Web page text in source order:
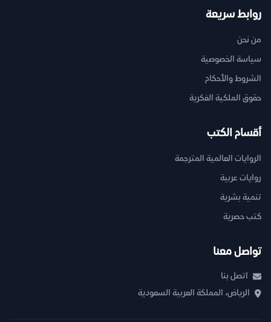
روابط سريعة
من نحن
سياسة الخصوصية
الشروط والأحكام
حقوق الملكية الفكرية
أقسام الكتب
الروايات العالمية المترجمة
روايات عربية
تنمية بشرية
كتب حصرية
تواصل معنا
اتصل بنا
الرياض، المملكة العربية السعودية